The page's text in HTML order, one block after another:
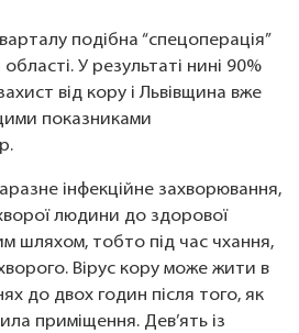
подібна “спецоперація”
У результаті нині 90%
від кору і Львівщина вже
показниками
інфекційне захворювання,
людини до здорової
шляхом, тобто під час чхання,
Вірус кору може жити в
до двох годин після того, як
приміщення. Дев’ять із